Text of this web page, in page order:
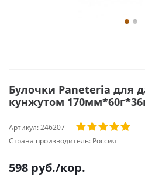
Булочки Paneteria для
кунжутом
Артикул:246207
Страна производитель: Россия
598 руб./кор.